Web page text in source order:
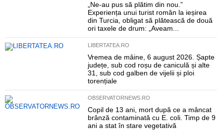
„Ne-au pus să plătim din nou.”
Experiența unui turist român la ieșirea
din Turcia, obligat să plătească de două
ori taxele de drum: „Aveam...
LIBERTATEA.RO
Vremea de mâine, 6 august 2026. Șapte
județe, sub cod roșu de caniculă și alte
31, sub cod galben de vijelii și ploi
torențiale
OBSERVATORNEWS.RO
Copil de 13 ani, mort după ce a mâncat
brânză contaminată cu E. coli. Timp de 9
ani a stat în stare vegetativă